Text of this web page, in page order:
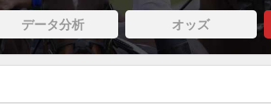
データ分析 オッズ